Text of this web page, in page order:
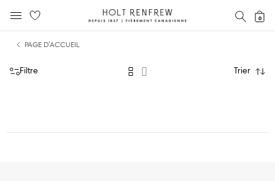
Holt
0
PAGE D’ACCUEIL
Filtre Trier